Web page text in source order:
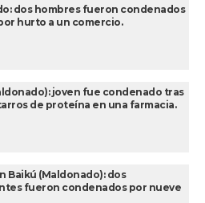
dos hombres fueron condenados
hurto a un comercio.
joven fue condenado tras
de proteína en una farmacia.
Baikú (Maldonado): dos
fueron condenados por nueve